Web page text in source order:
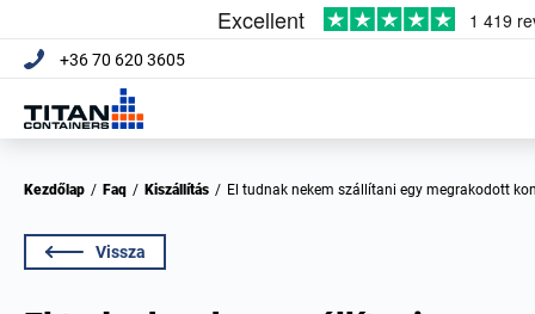
+36 70 620 3605
Kezdőlap / Faq / Kiszállítás / El tudnak nekem szállítani egy megrakodott
Vissza